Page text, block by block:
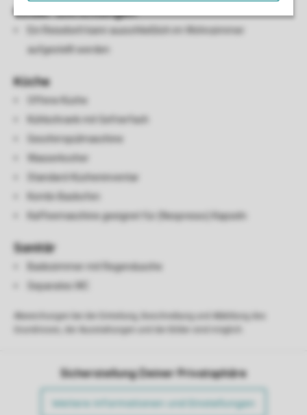
Kinder-Einrichtungen
Ein Reisebett kann ausschließlich im Wohnzimmer
aufgestellt werden
Küche
Offene Küche
Kühlschrank mit Gefrierfach
Geschirrspülmaschine
Wasserkocher
Standard-Kücheninventar
Kombi-Backofen
Kaffeemaschine geeignet für (Nespresso) Kapseln
Sanitär
Badezimmer mit Regendusche
Separates WC
Sicherstellung Deiner Privatsphäre
Weitere Informationen und Einstellungen